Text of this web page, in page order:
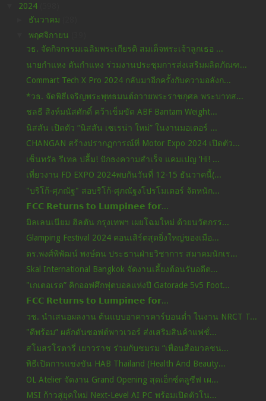
2024
ธันวาคม
พฤศจิกายน
วธ. จัดกิจกรรมเฉลิมพระเกียรติ สมเด็จพระเจ้าลูกเธอ ...
นายกำแหง ตันกำแหง ร่วมงานประชุมการส่งเสริมผลิตภัณฑ...
Commart Tech X Pro 2024 กลับมาอีกครั้งกับความอลังก...
*วธ. จัดพิธีเจริญพระพุทธมนต์ถวายพระราชกุศล พระบาทส...
ชลธี สิงห์มนัสศักดิ์ คว้าเข็มขัด ABF Bantam Weight...
นิสสัน เปิดตัว “นิสสัน เซเรน่า ใหม่” ในงานมอเตอร์ ...
CHANGAN สร้างปรากฏการณ์ที่ Motor Expo 2024 เปิดตัว...
เซ็นทรัล รีเทล ปลื้ม! ปักธงความสำเร็จ แคมเปญ ‘Hi! ...
เที่ยวงาน FD EXPO 2024พบกันวันที่ 12-15 ธันวาคนี้(...
"บริโก้-ศุภณัฐ" สอบริโก้-ศุภณัฐงโปรโมเตอร์ จัดหนัก...
𝗙𝗖𝗖 𝗥𝗲𝘁𝘂𝗿𝗻𝘀 𝘁𝗼 𝗟𝘂𝗺𝗽𝗶𝗻𝗲𝗲 𝗳𝗼𝗿...
มิลเลนเนียม ฮิลตัน กรุงเทพฯ เผยโฉมใหม่ ด้วยนวัตกรร...
Glamping Festival 2024 คอนเสิร์ตสุดยิ่งใหญ่ของเมือ...
ดร.พงศ์พิพัฒน์ พงษ์ตน ประธานฝ่ายวิชาการ สมาคมนักเร...
Skal International Bangkok จัดงานเลี้ยงต้อนรับอดีต...
"เกเตอเรด” คิกออฟศึกฟุตบอลแห่งปี Gatorade 5v5 Foot...
𝗙𝗖𝗖 𝗥𝗲𝘁𝘂𝗿𝗻𝘀 𝘁𝗼 𝗟𝘂𝗺𝗽𝗶𝗻𝗲𝗲 𝗳𝗼𝗿...
วช. นำเสนอผลงาน ต้นแบบอาคารคาร์บอนต่ำ ในงาน NRCT T...
"ดีพร้อม” ผลักดันซอฟต์พาวเวอร์ ส่งเสริมสินค้าแฟชั่...
สโมสรโรตารี่ เยาวราช ร่วมกับชมรม “เพื่อนสื่อมวลชน...
พิธีเปิดการแข่งขัน HAB Thailand (Health And Beauty...
OL Atelier จัดงาน Grand Opening สุดเอ็กซ์คลูซีฟ เผ...
MSI ก้าวสู่ยุคใหม่ Next-Level AI PC พร้อมเปิดตัวโน...